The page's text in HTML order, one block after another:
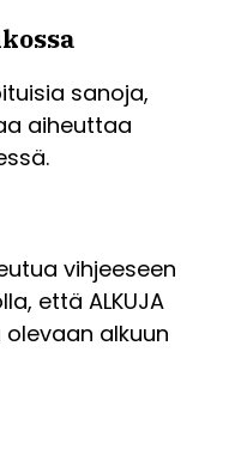
sanoja,
aiheuttaa
vihjeeseen
että ALKUJA
alkuun